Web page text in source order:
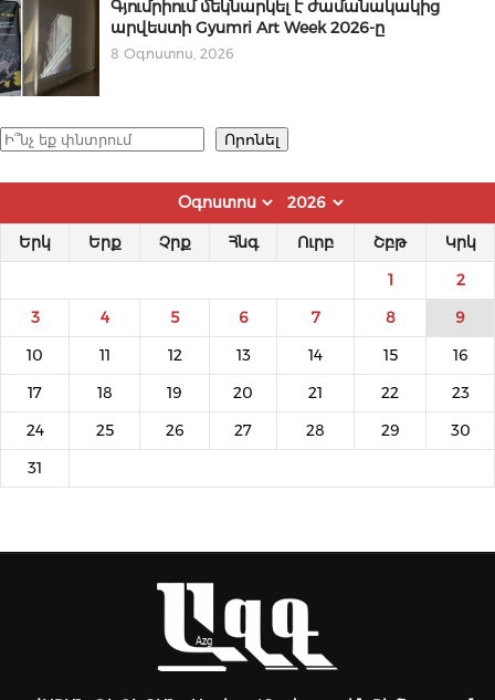
Գյումրիում մեկնարկել է ժամանակակից
արվեստի Gyumri Art Week 2026-ը
8 Օգոստոս, 2026
Որոնել Որոնել
Երկ Երք Չրք Հնգ Ուրբ Շբթ Կրկ
1 2
3 4 5 6 7 8 9
10 11 12 13 14 15 16
17 18 19 20 21 22 23
24 25 26 27 28 29 30
31